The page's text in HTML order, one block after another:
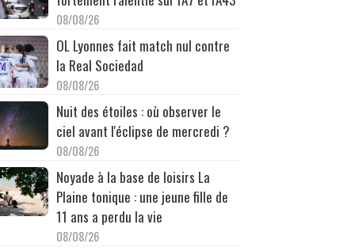
08/08/26
OL Lyonnes fait match nul contre
la Real Sociedad
08/08/26
Nuit des étoiles : où observer le
ciel avant l'éclipse de mercredi ?
08/08/26
Noyade à la base de loisirs La
Plaine tonique : une jeune fille de
11 ans a perdu la vie
08/08/26